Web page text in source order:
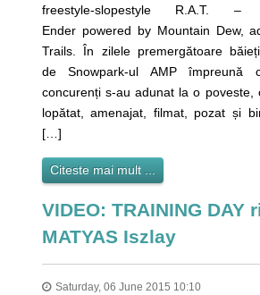
freestyle-slopestyle R.A.T. –
Ender powered by Mountain Dew,
Trails. În zilele premergătoare
de Snowpark-ul AMP
concurenți s-au adunat la o poveste,
lopătat, amenajat, filmat, pozat și
[…]
Citeste mai mult ...
VIDEO: TRAINING DAY
MATYAS Iszlay
Saturday, 06 June 2015 10:10